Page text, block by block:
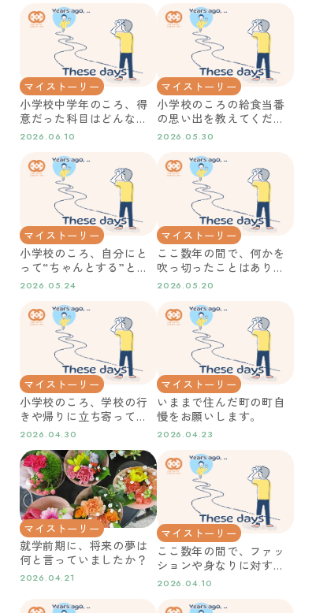
マイストーリー
小学校中学年のころ、得
意だった科目はどんなこ
とでしたか？
2026.06.10
マイストーリー
小学校のころの給食当番
の思い出を教えてくださ
い。
2026.05.30
マイストーリー
小学校のころ、自分にと
って“ちゃんとする”とは
何でしたか？
2026.05.24
マイストーリー
ここ数年の間で、何かを
吹っ切ったことはありま
すか？
2026.05.20
マイストーリー
小学校のころ、学校の行
きや帰りに立ち寄ってい
たところはどこですか？
2026.04.30
マイストーリー
いままで住んだ町の町自
慢をお願いします。
2026.04.23
マイストーリー
就学前期に、将来の夢は
何と言っていましたか？
2026.04.21
マイストーリー
ここ数年の間で、ファッ
ションや身なりに対する
意識は変わったはどんな
2026.04.10